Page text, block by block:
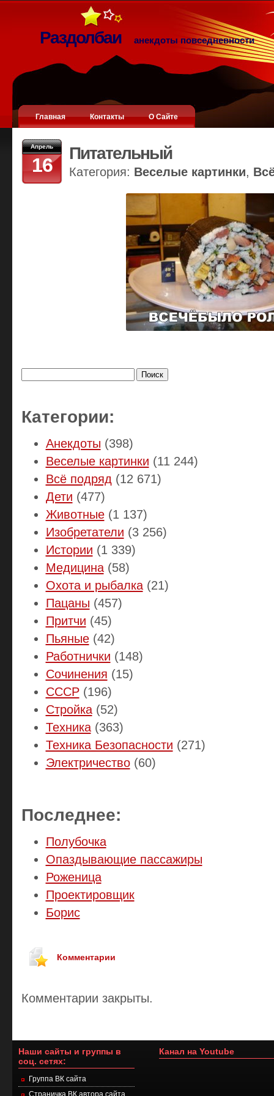
Раздолбаи анекдоты повседневности
Главная Контакты О Сайте
Апрель
16
Питательный
Категория: Веселые картинки,
Категории:
Анекдоты (398)
Веселые картинки (11 244)
Всё подряд (12 671)
Дети (477)
Животные(1 137)
Изобретатели (3 256)
Истории (1 339)
Медицина(58)
Охота и рыбалка(21)
Пацаны (457)
Притчи (45)
Пьяные(42)
Работнички (148)
Сочинения (15)
СССР(196)
Стройка(52)
Техника(363)
Техника Безопасности (271)
Электричество(60)
Последнее:
Полубочка
Опаздывающие пассажиры
Роженица
Проектировщик
Борис
Комментарии
Комментарии закрыты.
Наши сайты и группы в
соц. сетях:
Группа ВК сайта
Страничка ВК автора сайта
Канал на Youtube